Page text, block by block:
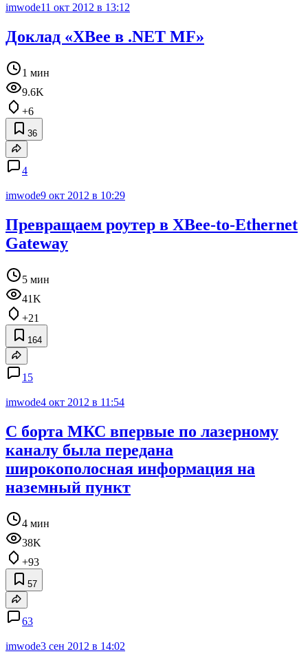
imwode11 окт 2012 в 13:12
Доклад «XBee в .NET MF»
1 мин
9.6K
+6
36
4
imwode9 окт 2012 в 10:29
Превращаем роутер в XBee-to-Ethernet
Gateway
5 мин
41K
+21
164
15
imwode4 окт 2012 в 11:54
С борта МКС впервые по лазерному
каналу была передана
широкополосная информация на
наземный пункт
4 мин
38K
+93
57
63
imwode3 сен 2012 в 14:02